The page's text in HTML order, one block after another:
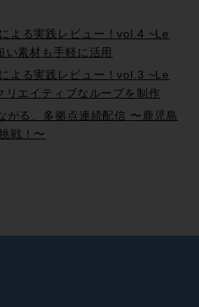
よる実践レビュー！vol.4 ~Le
素材も手軽に活用
よる実践レビュー！vol.3 ~Le
エイティブなループを制作
がる、多拠点連続配信 〜鹿児島
戦！〜